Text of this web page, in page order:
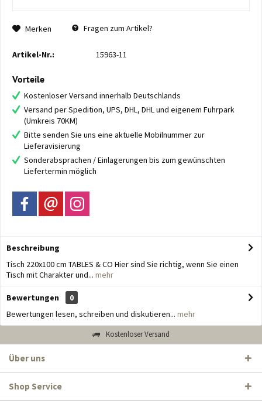
Merken Fragen zum Artikel?
Artikel-Nr.: 15963-11
Vorteile
Kostenloser Versand innerhalb Deutschlands
Versand per Spedition, UPS, DHL, DHL und eigenem Fuhrpark
(Umkreis 70KM)
Bitte senden Sie uns eine aktuelle Mobilnummer zur
Lieferavisierung
Sonderabsprachen / Einlagerungen bis zum gewünschten
Liefertermin möglich
Beschreibung
Tisch 220x100 cm TABLES & CO Hier sind Sie richtig, wenn Sie einen
Tisch mit Charakter und... mehr
Bewertungen
0
Bewertungen lesen, schreiben und diskutieren... mehr
Kostenloser Versand
Über uns
Shop Service